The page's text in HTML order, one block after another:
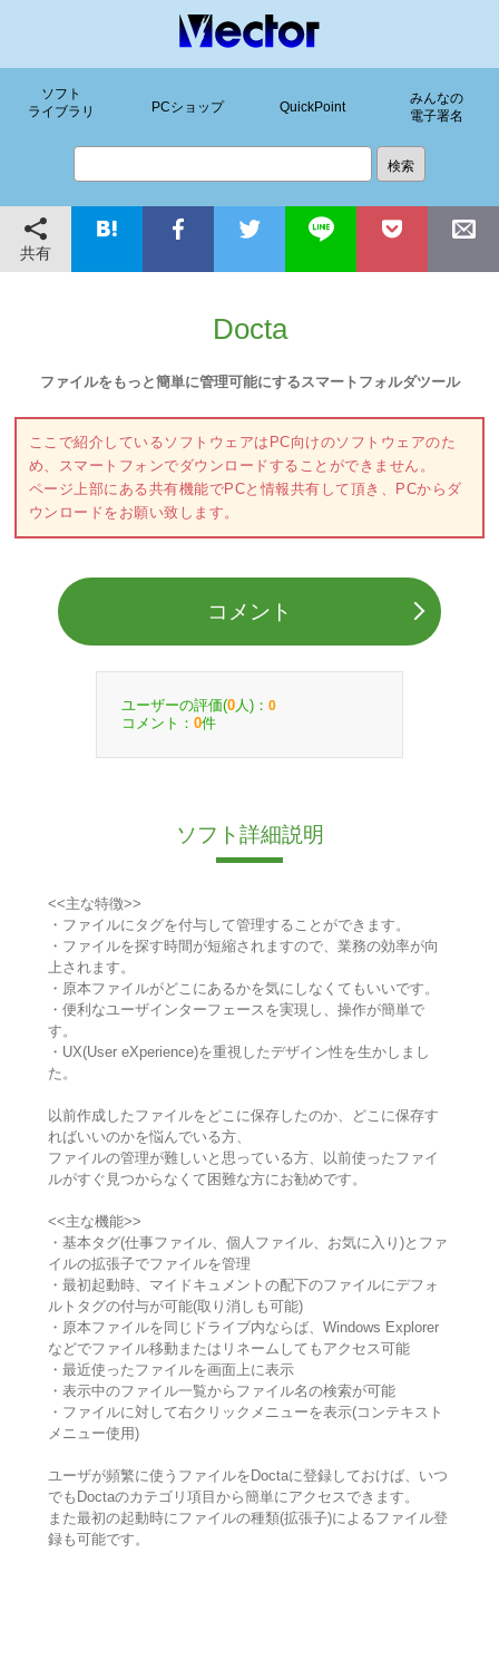
ソフト
ライブラリ
PCショップ QuickPoint
みんなの
電子署名
共有
Docta
ファイルをもっと簡単に管理可能にするスマートフォルダツール
ここで紹介しているソフトウェアはPC向けのソフトウェアのた
め、スマートフォンでダウンロードすることができません。
ページ上部にある共有機能でPCと情報共有して頂き、PCからダ
ウンロードをお願い致します。
コメント
ユーザーの評価(0 人)： 0
コメント： 0件
ソフト詳細説明
<<主な特徴>>
・ファイルにタグを付与して管理することができます。
・ファイルを探す時間が短縮されますので、業務の効率が向
上されます。
・原本ファイルがどこにあるかを気にしなくてもいいです。
・便利なユーザインターフェースを実現し、操作が簡単で
す。
・UX(User eXperience)を重視したデザイン性を生かしまし
た。
以前作成したファイルをどこに保存したのか、どこに保存す
ればいいのかを悩んでいる方、
ファイルの管理が難しいと思っている方、以前使ったファイ
ルがすぐ見つからなくて困難な方にお勧めです。
<<主な機能>>
・基本タグ(仕事ファイル、個人ファイル、お気に入り)とファ
イルの拡張子でファイルを管理
・最初起動時、マイドキュメントの配下のファイルにデフォ
ルトタグの付与が可能(取り消しも可能)
・原本ファイルを同じドライブ内ならば、Windows Explorer
などでファイル移動またはリネームしてもアクセス可能
・最近使ったファイルを画面上に表示
・表示中のファイル一覧からファイル名の検索が可能
・ファイルに対して右クリックメニューを表示(コンテキスト
メニュー使用)
ユーザが頻繁に使うファイルをDoctaに登録しておけば、いつ
でもDoctaのカテゴリ項目から簡単にアクセスできます。
また最初の起動時にファイルの種類(拡張子)によるファイル登
録も可能です。